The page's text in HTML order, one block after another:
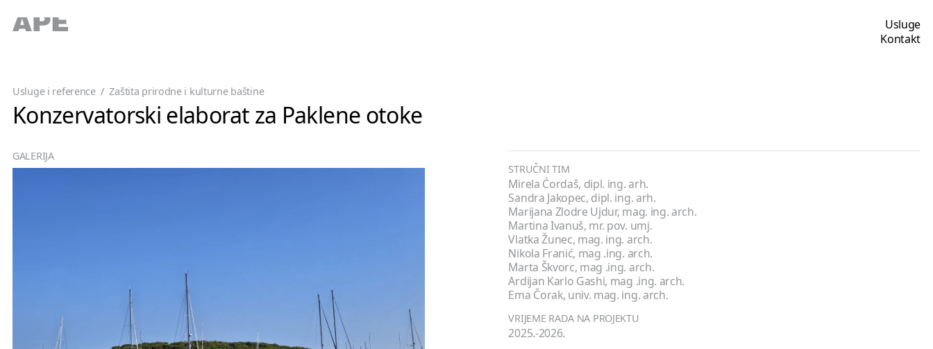
Usluge
Kontakt
Usluge i reference/Zaštita prirodne i kulturne baštine
Konzervatorski elaborat za Paklene otoke
GALERIJA
STRUČNI TIM
Mirela Ćordaš, dipl. ing. arh.
Sandra Jakopec, dipl. ing. arh.
Marijana Zlodre Ujdur, mag. ing. arch.
Martina Ivanuš, mr. pov. umj.
Vlatka Žunec, mag. ing. arch.
Nikola Franić, mag .ing. arch.
Marta Škvorc, mag .ing. arch.
Ardijan Karlo Gashi, mag .ing. arch.
Ema Čorak, univ. mag. ing. arch.
VRIJEME RADA NA PROJEKTU
2025.-2026.